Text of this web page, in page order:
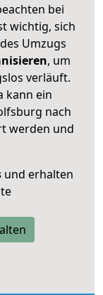
bei
wichtig, sich
Umzugs
, um
verläuft.
kann ein
nach
werden und
und erhalten